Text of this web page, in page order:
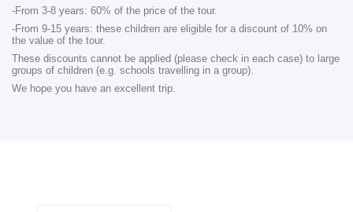
-From 3-8 years: 60% of the price of the tour.
-From 9-15 years: these children are eligible for a discount of 10% on
the value of the tour.
These discounts cannot be applied (please check in each case) to large
groups of children (e.g. schools travelling in a group).
We hope you have an excellent trip.